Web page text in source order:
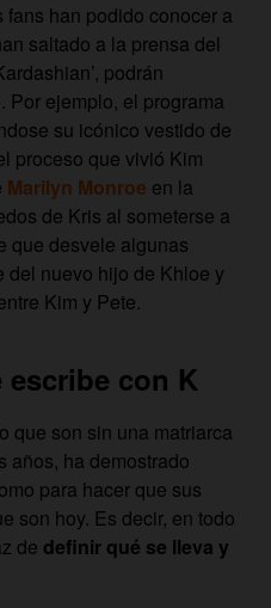
han podido conocer a
saltado a la prensa del
podrán
. Por ejemplo, el programa
su icónico vestido de
proceso que vivió Kim
Marilyn Monroe en la
de Kris al someterse a
que desvele algunas
del nuevo hijo de Khloe y
Kim y Pete.
escribe con K
que son sin una matriarca
años, ha demostrado
para hacer que sus
son hoy. Es decir, en todo
de definir qué se lleva y